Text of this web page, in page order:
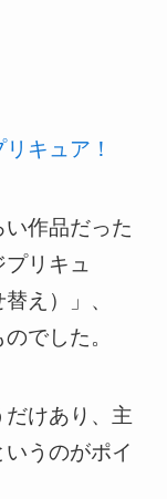
キュア！
作品だった
リキュ
え）」、
でした。
けあり、主
うのがポイ